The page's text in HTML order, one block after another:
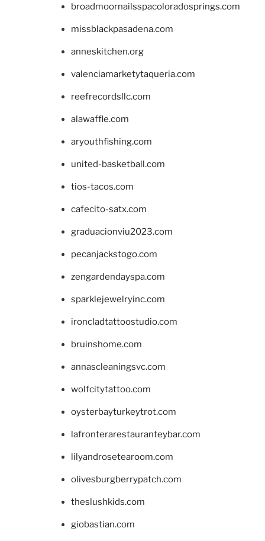
broadmoornailsspacoloradosprings.com
missblackpasadena.com
anneskitchen.org
valenciamarketytaqueria.com
reefrecordsllc.com
alawaffle.com
aryouthfishing.com
united-basketball.com
tios-tacos.com
cafecito-satx.com
graduacionviu2023.com
pecanjackstogo.com
zengardendayspa.com
sparklejewelryinc.com
ironcladtattoostudio.com
bruinshome.com
annascleaningsvc.com
wolfcitytattoo.com
oysterbayturkeytrot.com
lafronterarestauranteybar.com
lilyandrosetearoom.com
olivesburgberrypatch.com
theslushkids.com
giobastian.com